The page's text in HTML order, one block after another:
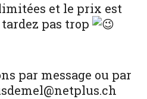
et le prix est
pas trop
par message ou par